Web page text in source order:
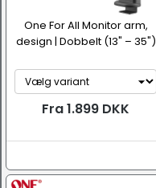
One For All Monitor arm,
design | Dobbelt (13" – 35")
Fra 1.899 DKK